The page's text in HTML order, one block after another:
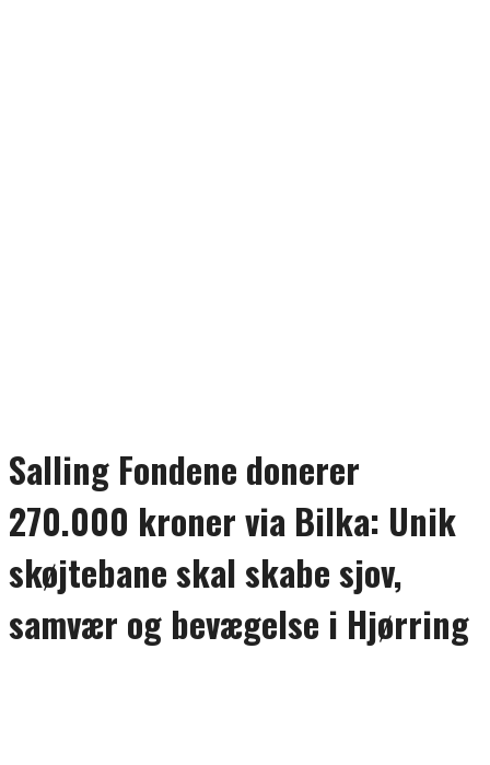
Salling Fondene donerer
270.000 kroner via Bilka: Unik
skøjtebane skal skabe sjov,
samvær og bevægelse i Hjørring